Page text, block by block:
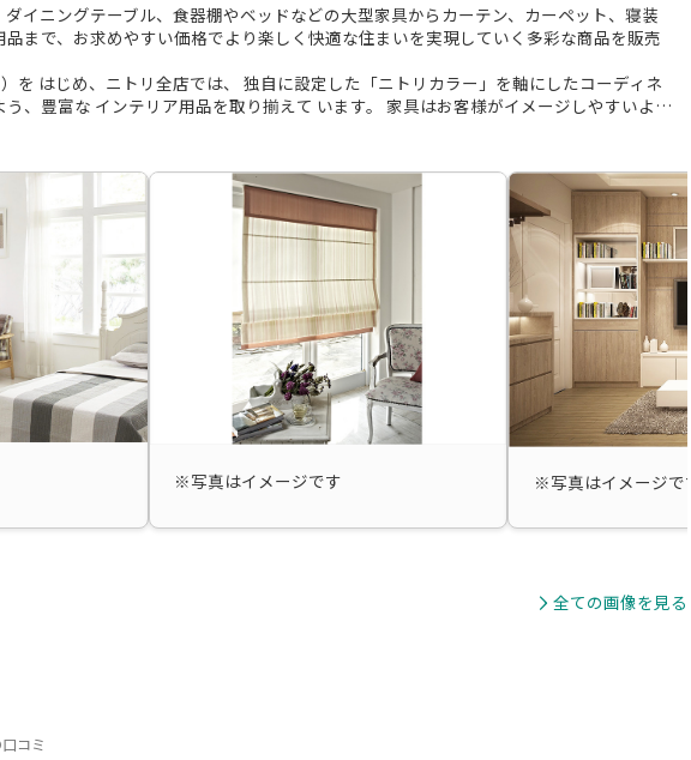
イニングテーブル、食器棚やベッドなどの大型家具からカーテン、カーペット、寝装
まで、お求めやすい価格でより楽しく快適な住まいを実現していく多彩な商品を販売
を はじめ、ニトリ全店では、 独自に設定した「ニトリカラー」を軸にしたコーディネ
、豊富な インテリア用品を取り揃えて います。 家具はお客様がイメージしやすいよう
ドルームなど、生活のシーン・季節ごとにコーディネートを変えて展示をしていま
合わせてお部屋をまるごとトータルコーディネートすることができます。ニトリのお
豊かさ」をぜひ実感してください。
※写真はイメージです ※写真はイメージです
全ての画像を見る
コミ